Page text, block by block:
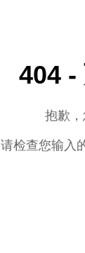
404 -
抱歉，
请检查您输入